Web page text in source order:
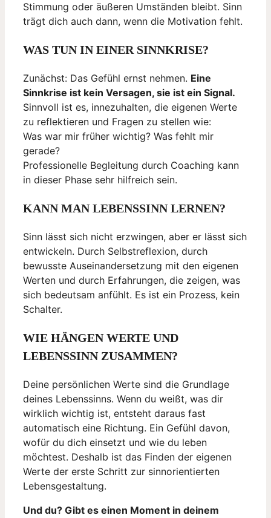
Stimmung oder äußeren Umständen bleibt. Sinn
trägt dich auch dann, wenn die Motivation fehlt.
WAS TUN IN EINER SINNKRISE?
Zunächst: Das Gefühl ernst nehmen. Eine
Sinnkrise ist kein Versagen, sie ist ein Signal.
Sinnvoll ist es, innezuhalten, die eigenen Werte
zu reflektieren und Fragen zu stellen wie:
Was war mir früher wichtig? Was fehlt mir
gerade?
Professionelle Begleitung durch Coaching kann
in dieser Phase sehr hilfreich sein.
KANN MAN LEBENSSINN LERNEN?
Sinn lässt sich nicht erzwingen, aber er lässt sich
entwickeln. Durch Selbstreflexion, durch
bewusste Auseinandersetzung mit den eigenen
Werten und durch Erfahrungen, die zeigen, was
sich bedeutsam anfühlt. Es ist ein Prozess, kein
Schalter.
WIE HÄNGEN WERTE UND
LEBENSSINN ZUSAMMEN?
Deine persönlichen Werte sind die Grundlage
deines Lebenssinns. Wenn du weißt, was dir
wirklich wichtig ist, entsteht daraus fast
automatisch eine Richtung. Ein Gefühl davon,
wofür du dich einsetzt und wie du leben
möchtest. Deshalb ist das Finden der eigenen
Werte der erste Schritt zur sinnorientierten
Lebensgestaltung.
Und du? Gibt es einen Moment in deinem